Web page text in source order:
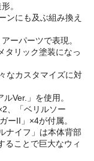
。
ンにも及ぶ組み換え
ーパーツで表現。
タリック塗装になっ
なカスタマイズに対
Ver.」を使用。
、「ベリルソー
ーII」×4が付属。
ナイフ」は本体背部
ることで巨大なウィ